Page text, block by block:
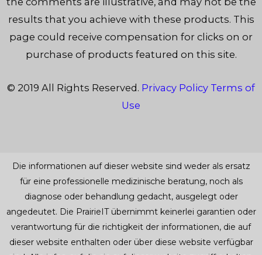
results that you achieve with these products. This
page could receive compensation for clicks on or
purchase of products featured on this site.
© 2019 All Rights Reserved. Privacy Policy Terms of
Use
Die informationen auf dieser website sind weder als ersatz
für eine professionelle medizinische beratung, noch als
diagnose oder behandlung gedacht, ausgelegt oder
angedeutet. Die PrairieIT übernimmt keinerlei garantien oder
verantwortung für die richtigkeit der informationen, die auf
dieser website enthalten oder über diese website verfügbar